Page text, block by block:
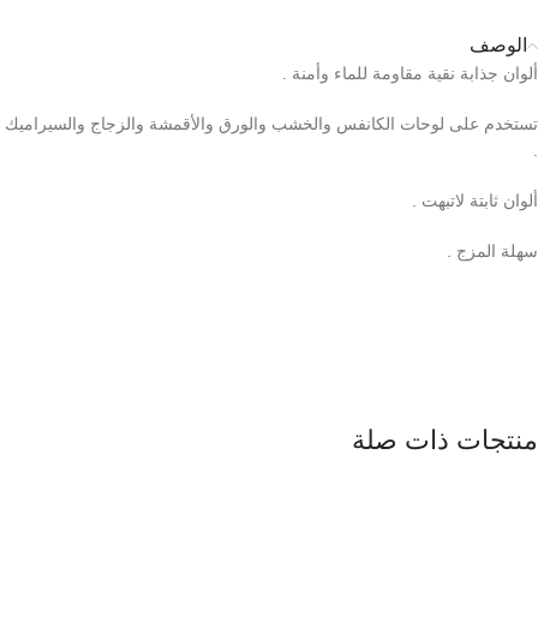
الوصف
ألوان جذابة نقية مقاومة للماء وأمنة .
تستخدم على لوحات الكانفس والخشب والورق والأقمشة والزجاج والسيراميك
.
ألوان ثابتة لاتبهت .
سهلة المزج .
منتجات ذات صلة